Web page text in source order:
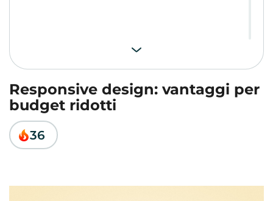
Responsive design: vantaggi per
budget ridotti
36